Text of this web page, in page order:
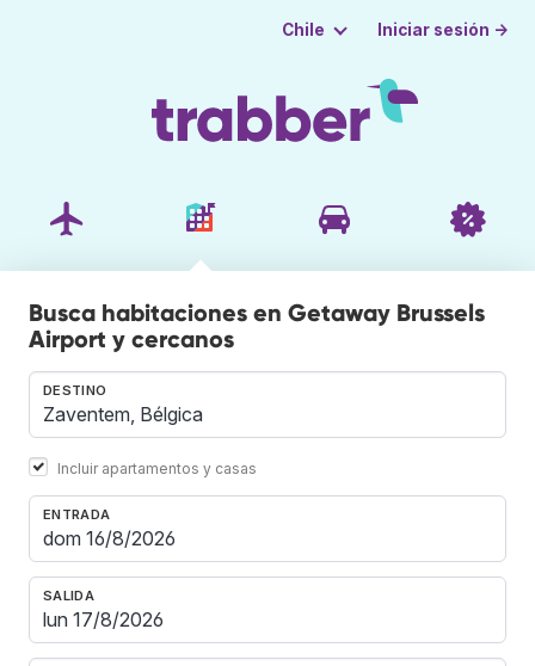
Chile Iniciar sesión →
Busca habitaciones en Getaway Brussels
Airport y cercanos
DESTINO
Incluir apartamentos y casas
ENTRADA
SALIDA